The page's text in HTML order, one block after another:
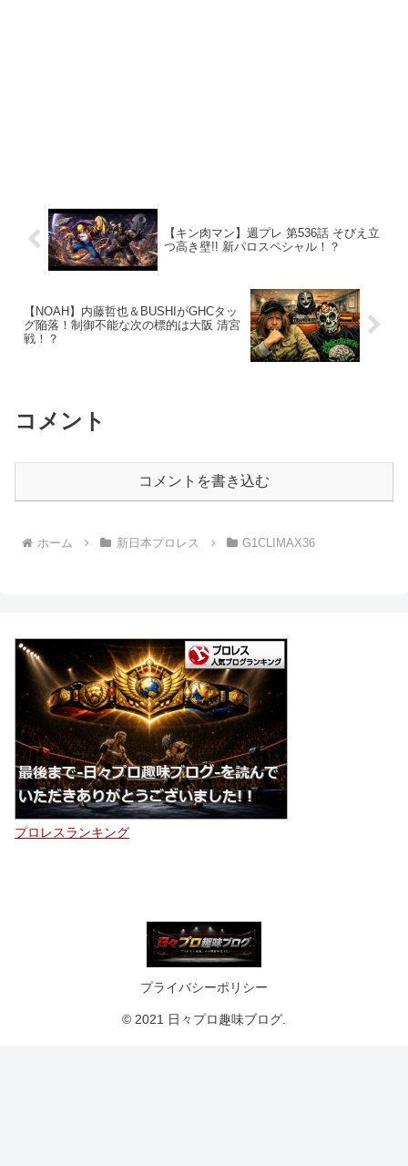
【キン肉マン】週プレ 第536話 そびえ立
つ高き壁!! 新パロスペシャル！？
【NOAH】内藤哲也＆BUSHIがGHCタッ
グ陥落！制御不能な次の標的は大阪 清宮
戦！？
コメント
コメントを書き込む
ホーム 新日本プロレス G1CLIMAX36
プロレスランキング
プライバシーポリシー
© 2021 日々プロ趣味ブログ.